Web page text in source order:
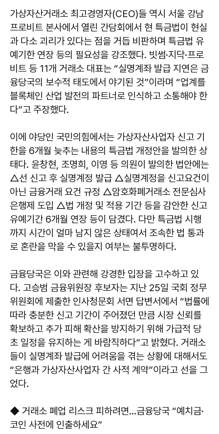
가상자산거래소 최고경영자(CEO)들 역시 서울 강남
프로비트 본사에서 열린 간담회에서 현 특금법이 현실
과 다소 괴리가 있다는 점을 거듭 비판하며 특금법 유
예기한 연장 등의 필요성을 강조했다. 빗썸·지닥·프로
비트 등 11개 거래소 대표는 “실명계좌 발급 지연은 금
융당국의 보수적 태도에서 야기된 것”이라며 “업계를
블록체인 산업 발전의 파트너로 인식하고 소통해야 한
다”고 주장했다.
이에 야당인 국민의힘에서는 가상자산사업자 신고 기
한을 6개월 늦추는 내용의 특금법 개정안을 발의한 상
태다. 윤창현, 조명희, 이영 등 의원이 발의한 법안에는
△선 신고 후 실명계정 발급 △실명계정을 신고요건이
아닌 금융거래 요건 규정 △암호화폐거래소 전문심사
은행제 도입 △법 개정 및 적용 기간 등을 감안한 신고
유예기간 6개월 연장 등이 담겼다. 다만 특금법 시행
까지 시간이 얼마 남지 않은 상태여서 조속한 법 통과
로 혼란을 막을 수 있을지 여부는 불투명하다.
금융당국은 이와 관련해 강경한 입장을 고수하고 있
다. 고승범 금융위원장 후보자는 지난 25일 국회 정무
위원회에 제출한 인사청문회 서면 답변서에서 “법률에
따라 충분한 신고 기간이 주어졌던 만큼 시장 신뢰를
확보하고 추가 피해 확산을 방지하기 위해 가급적 당
초 일정을 유지하는 게 바람직하다”고 밝혔다. 거래소
들이 실명계좌 발급에 어려움을 겪는 상황에 대해서도
“은행과 가상자산사업자 간 사적 계약”이라고 선을 그
었다.
◆ 거래소 폐업 리스크 피하려면...금융당국 “예치금·
코인 사전에 인출하세요”